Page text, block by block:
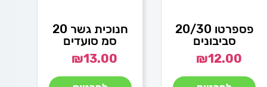
פספרטו 20/30
סביבונים
₪12.00
חנוכית גשר 20
סמ סועדים
₪13.00